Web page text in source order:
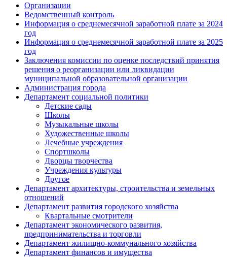
Организации
Ведомственный контроль
Информация о среднемесячной заработной плате за 2024
год
Информация о среднемесячной заработной плате за 2025
год
Заключения комиссии по оценке последствий принятия
решения о реорганизации или ликвидации
муниципальной образовательной организации
Администрация города
Департамент социальной политики
Детские сады
Школы
Музыкальные школы
Художественные школы
Лечебные учреждения
Спортшколы
Дворцы творчества
Учреждения культуры
Другое
Департамент архитектуры, строительства и земельных
отношений
Департамент развития городского хозяйства
Квартальные смотрители
Департамент экономического развития,
предпринимательства и торговли
Департамент жилищно-коммунального хозяйства
Департамент финансов и имущества